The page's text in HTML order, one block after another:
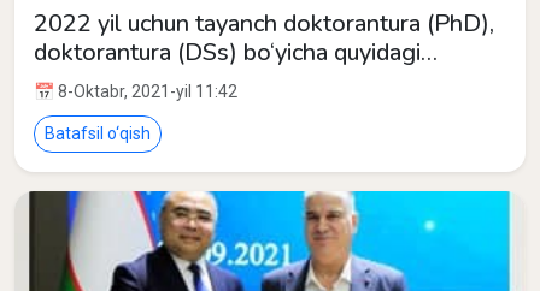
2022 yil uchun tayanch doktorantura (PhD),
doktorantura (DSs) bo‘yicha quyidagi
ixtisosliklarga tanlov e’lon qilganini ma’lum
qilamiz
📅 8-Oktabr, 2021-yil 11:42
Batafsil o‘qish